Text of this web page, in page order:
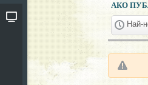
АКО
Най-